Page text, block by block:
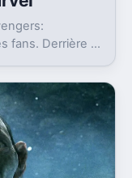
fans. Derrière la